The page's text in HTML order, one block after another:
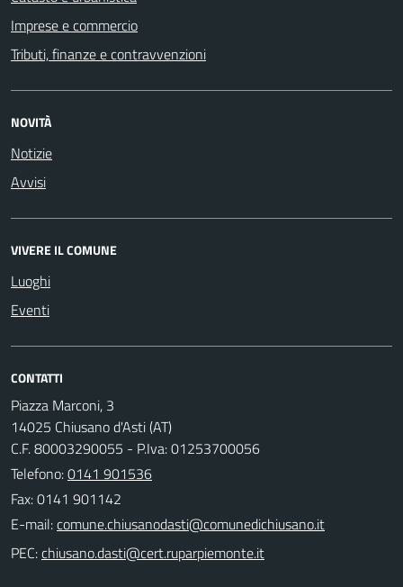
Imprese e commercio
Tributi, finanze e contravvenzioni
NOVITÀ
Notizie
Avvisi
VIVERE IL COMUNE
Luoghi
Eventi
CONTATTI
Piazza Marconi, 3
14025 Chiusano d'Asti (AT)
C.F. 80003290055 - P.Iva: 01253700056
Telefono:0141 901536
Fax: 0141 901142
E-mail:
PEC: